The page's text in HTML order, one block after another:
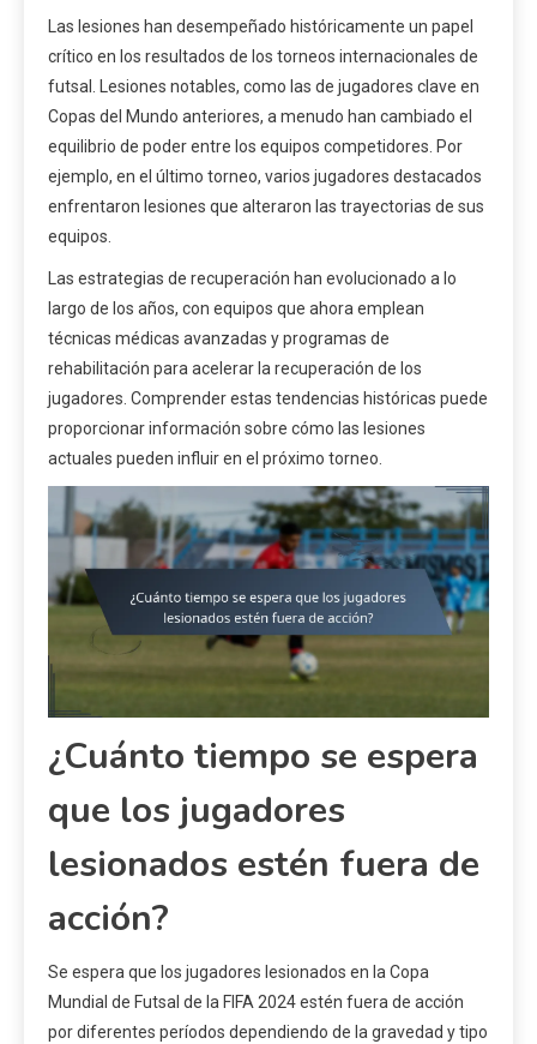
Las lesiones han desempeñado históricamente un papel
crítico en los resultados de los torneos internacionales de
futsal. Lesiones notables, como las de jugadores clave en
Copas del Mundo anteriores, a menudo han cambiado el
equilibrio de poder entre los equipos competidores. Por
ejemplo, en el último torneo, varios jugadores destacados
enfrentaron lesiones que alteraron las trayectorias de sus
equipos.
Las estrategias de recuperación han evolucionado a lo
largo de los años, con equipos que ahora emplean
técnicas médicas avanzadas y programas de
rehabilitación para acelerar la recuperación de los
jugadores. Comprender estas tendencias históricas puede
proporcionar información sobre cómo las lesiones
actuales pueden influir en el próximo torneo.
¿Cuánto tiempo se espera
que los jugadores
lesionados estén fuera de
acción?
Se espera que los jugadores lesionados en la Copa
Mundial de Futsal de la FIFA 2024 estén fuera de acción
por diferentes períodos dependiendo de la gravedad y tipo